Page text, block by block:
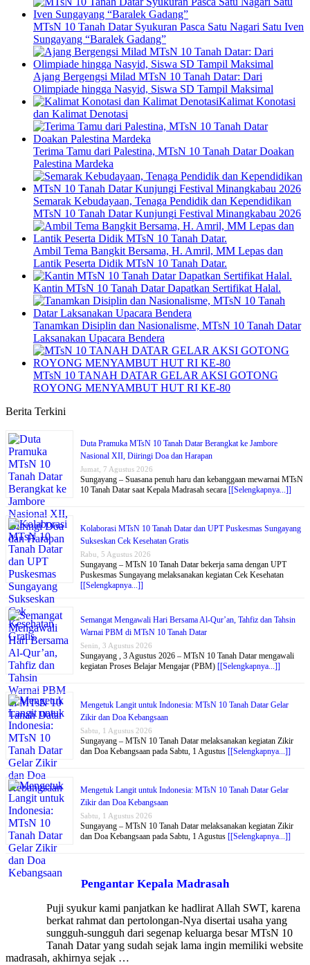
MTsN 10 Tanah Datar Syukuran Pasca Satu Nagari Satu Iven
Sungayang “Baralek Gadang”
Ajang Bergengsi Milad MTsN 10 Tanah Datar: Dari
Olimpiade hingga Nasyid, Siswa SD Tampil Maksimal
Kalimat Konotasi
dan Kalimat Denotasi
Terima Tamu dari Palestina, MTsN 10 Tanah Datar Doakan
Palestina Mardeka
Semarak Kebudayaan, Tenaga Pendidik dan Kependidikan
MTsN 10 Tanah Datar Kunjungi Festival Minangkabau 2026
Ambil Tema Bangkit Bersama, H. Amril, MM Lepas dan
Lantik Peserta Didik MTsN 10 Tanah Datar.
Kantin MTsN 10 Tanah Datar Dapatkan Sertifikat Halal.
Tanamkan Disiplin dan Nasionalisme, MTsN 10 Tanah Datar
Laksanakan Upacara Bendera
MTsN 10 TANAH DATAR GELAR AKSI GOTONG
ROYONG MENYAMBUT HUT RI KE-80
Berita Terkini
Duta Pramuka MTsN 10 Tanah Datar Berangkat ke Jambore
Nasional XII, Diiringi Doa dan Harapan
Jumat, 7 Agustus 2026
Sungayang – Suasana penuh haru dan kebanggaan mewarnai MTsN
10 Tanah Datar saat Kepala Madrasah secara [[Selengkapnya...]]
Kolaborasi MTsN 10 Tanah Datar dan UPT Puskesmas Sungayang
Sukseskan Cek Kesehatan Gratis
Rabu, 5 Agustus 2026
Sungayang – MTsN 10 Tanah Datar bekerja sama dengan UPT
Puskesmas Sungayang melaksanakan kegiatan Cek Kesehatan
[[Selengkapnya...]]
Semangat Mengawali Hari Bersama Al-Qur’an, Tahfiz dan Tahsin
Warnai PBM di MTsN 10 Tanah Datar
Senin, 3 Agustus 2026
Sungayang , 3 Agustus 2026 – MTsN 10 Tanah Datar mengawali
kegiatan Proses Belajar Mengajar (PBM) [[Selengkapnya...]]
Mengetuk Langit untuk Indonesia: MTsN 10 Tanah Datar Gelar
Zikir dan Doa Kebangsaan
Sabtu, 1 Agustus 2026
Sungayang – MTsN 10 Tanah Datar melaksanakan kegiatan Zikir
dan Doa Kebangsaan pada Sabtu, 1 Agustus [[Selengkapnya...]]
Mengetuk Langit untuk Indonesia: MTsN 10 Tanah Datar Gelar
Zikir dan Doa Kebangsaan
Sabtu, 1 Agustus 2026
Sungayang – MTsN 10 Tanah Datar melaksanakan kegiatan Zikir
dan Doa Kebangsaan pada Sabtu, 1 Agustus [[Selengkapnya...]]
Pengantar Kepala Madrasah
Puji syukur kami panjatkan ke hadlirat Allah SWT, karena
berkat rahmat dan pertolongan-Nya disertai usaha yang
sungguh-sungguh dari segenap keluarga besar MTsN 10
Tanah Datar yang sudah sejak lama ingin memiliki website
madrasah, akhirnya sejak …